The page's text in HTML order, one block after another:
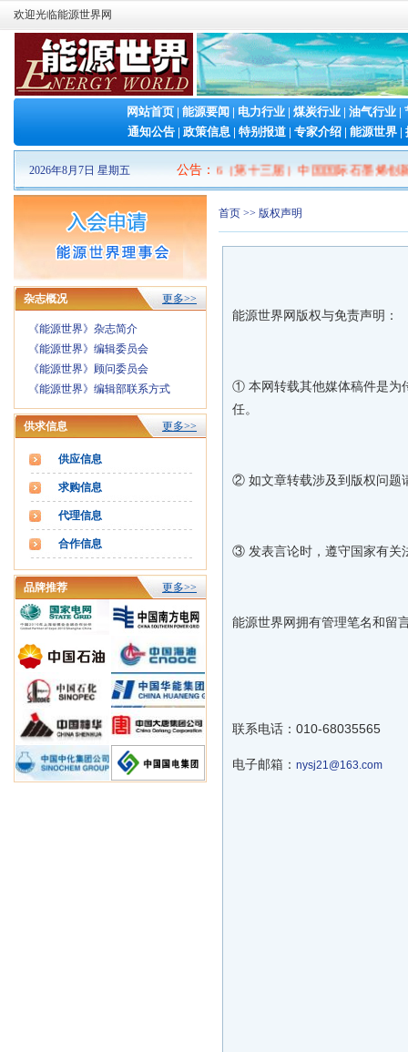
欢迎光临能源世界网
网站首页 | 能源要闻 | 电力行业 | 煤炭行业 | 油气行业 |
通知公告 | 政策信息 | 特别报道 | 专家介绍 | 能源世界 |
2026年8月7日 星期五 公告 ：
山东清洁能源 产业博览会 2026（第十三届）中国国际石墨烯创新大
杂志概况 更多>>
《能源世界》杂志简介
《能源世界》编辑委员会
《能源世界》顾问委员会
《能源世界》编辑部联系方式
供求信息 更多>>
供应信息
求购信息
代理信息
合作信息
品牌推荐 更多>>
首页 >> 版权声明
能源世界网版权与免责声明：
① 本网转载其他媒体稿件是为
任。
② 如文章转载涉及到版权问题
③ 发表言论时，遵守国家有关
能源世界网拥有管理笔名和留
联系电话：010-68035565
电子邮箱： nysj21@163.com